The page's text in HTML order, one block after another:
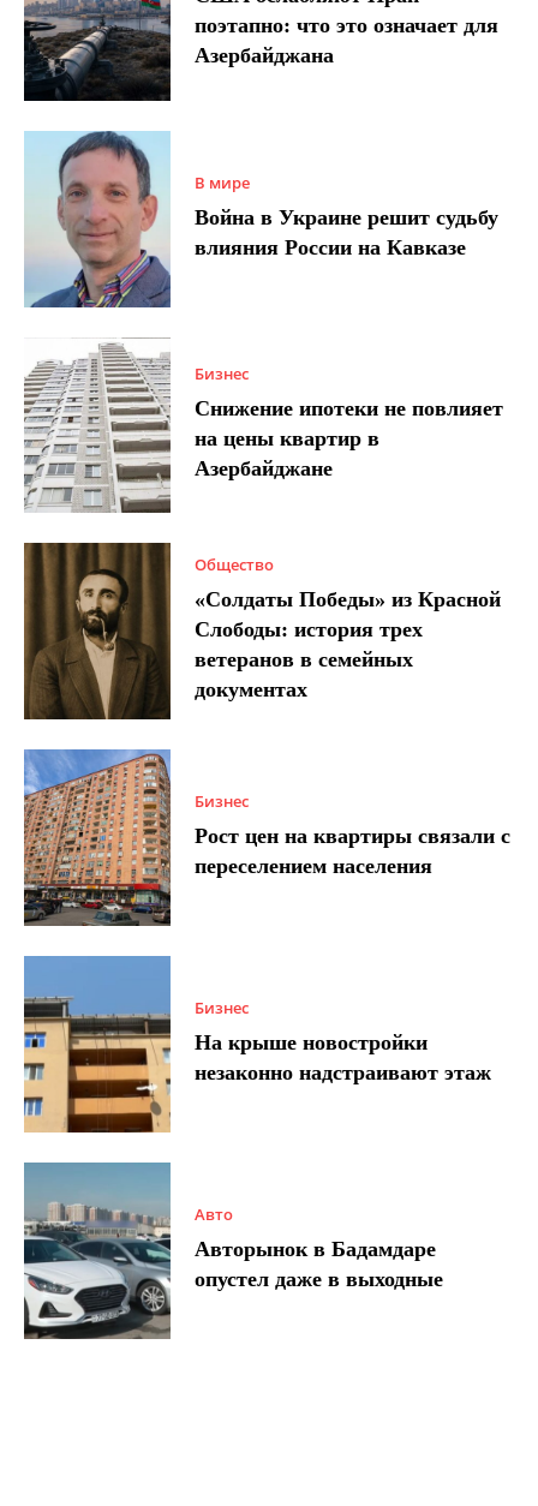
поэтапно: что это означает для
Азербайджана
В мире
Война в Украине решит судьбу
влияния России на Кавказе
Бизнес
Снижение ипотеки не повлияет
на цены квартир в
Азербайджане
Общество
«Солдаты Победы» из Красной
Слободы: история трех
ветеранов в семейных
документах
Бизнес
Рост цен на квартиры связали с
переселением населения
Бизнес
На крыше новостройки
незаконно надстраивают этаж
Авто
Авторынок в Бадамдаре
опустел даже в выходные